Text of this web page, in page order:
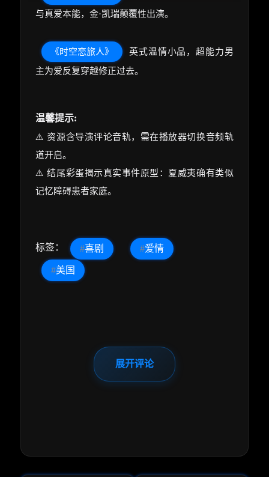
与真爱本能，金·凯瑞颠覆性出演。
《时空恋旅人》
英式温情小品，超能力男
主为爱反复穿越修正过去。
温馨提示:
⚠️ 资源含导演评论音轨，需在播放器切换音频轨
道开启。
⚠️ 结尾彩蛋揭示真实事件原型：夏威夷确有类似
记忆障碍患者家庭。
标签： #喜剧 #爱情
#美国
展开评论